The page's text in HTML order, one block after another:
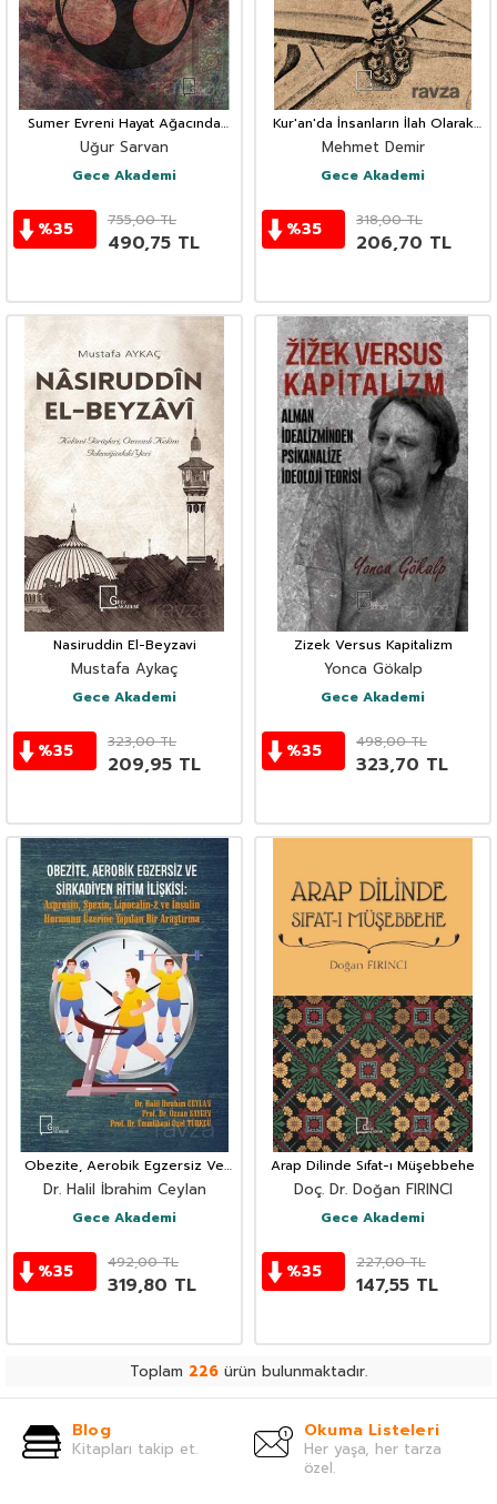
Sumer Evreni Hayat Ağacında
Mitolojik Dünya
Uğur Sarvan
Gece Akademi
%35 755,00TL
490,75 TL
Kur'an'da İnsanların İlah Olarak
Edindikleri Objeler
Mehmet Demir
Gece Akademi
%35 318,00TL
206,70 TL
Nasiruddin El-Beyzavi
Mustafa Aykaç
Gece Akademi
%35 323,00TL
209,95 TL
Zizek Versus Kapitalizm
Yonca Gökalp
Gece Akademi
%35 498,00TL
323,70 TL
Obezite, Aerobik Egzersiz Ve
Sirkadiyen Ritim İlişkişi: Asprosin,
Spexin, Lipocalin-2 ve İnsulin Hor
Dr. Halil İbrahim Ceylan
Gece Akademi
%35 492,00TL
319,80 TL
Arap Dilinde Sıfat-ı Müşebbehe
Doç. Dr. Doğan FIRINCI
Gece Akademi
%35 227,00TL
147,55 TL
Toplam 226 ürün bulunmaktadır.
Blog
Kitapları takip et.
Okuma Listeleri
Her yaşa, her tarza
özel.